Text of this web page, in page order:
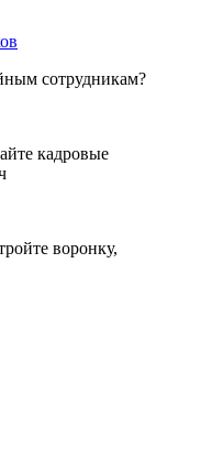
сотрудникам?
кадровые
воронку,